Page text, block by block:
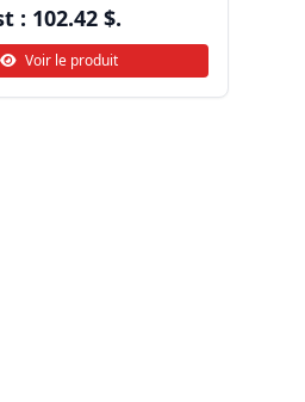
: 102.42 $.
Voir le produit